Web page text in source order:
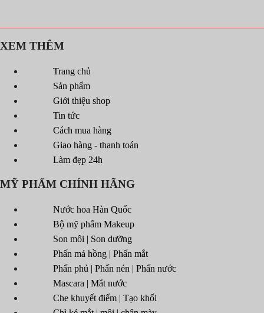
XEM THÊM
Trang chủ
Sản phẩm
Giới thiệu shop
Tin tức
Cách mua hàng
Giao hàng - thanh toán
Làm đẹp 24h
MỸ PHẨM CHÍNH HÃNG
Nước hoa Hàn Quốc
Bộ mỹ phẩm Makeup
Son môi | Son dưỡng
Phấn má hồng | Phấn mắt
Phấn phủ | Phấn nén | Phấn nước
Mascara | Mắt nước
Che khuyết điểm | Tạo khối